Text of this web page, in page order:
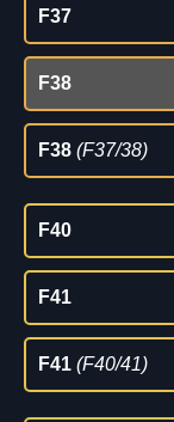
F37
F38
F38 (F37/38)
F40
F41
F41 (F40/41)